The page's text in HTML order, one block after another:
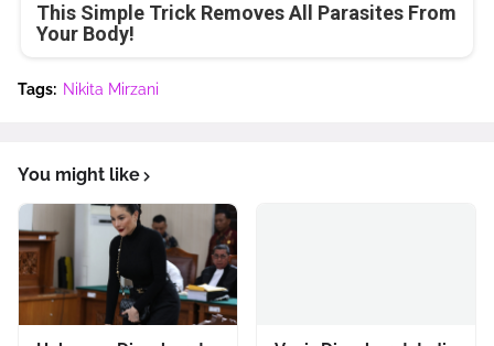
This Simple Trick Removes All Parasites From
Your Body!
Tags: Nikita Mirzani
You might like